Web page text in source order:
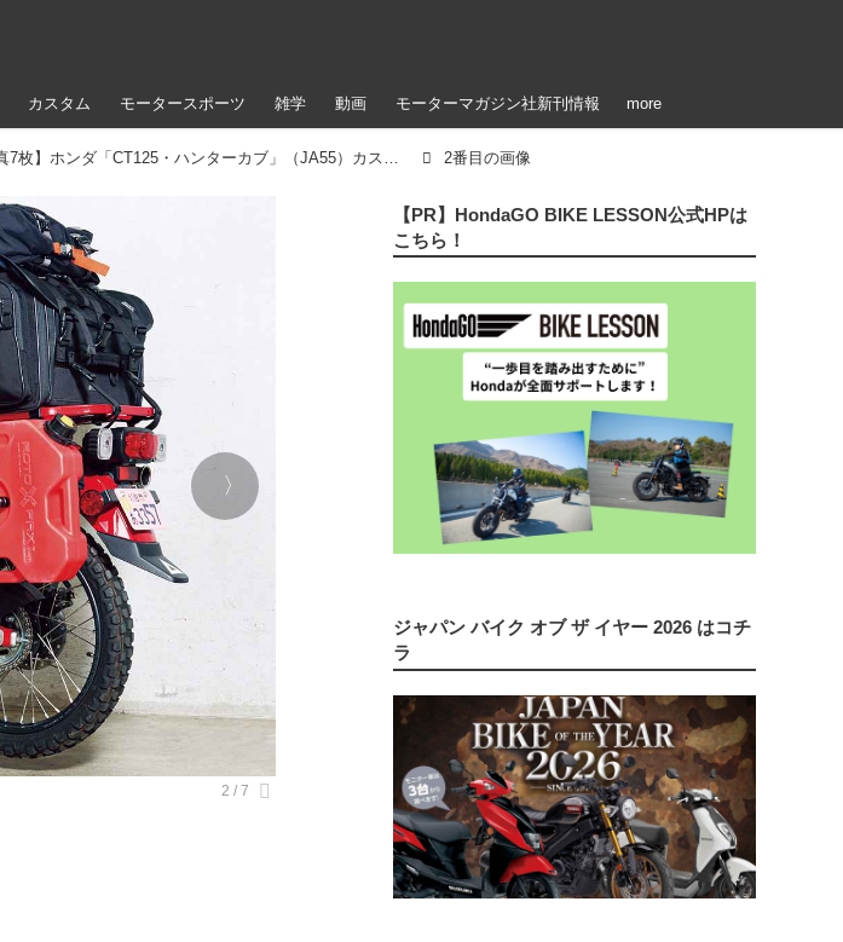
カスタム モータースポーツ 雑学 動画 モーターマガジン社新刊情報 more
【写真7枚】ホンダ「CT125・ハンターカブ」（JA55）カスタム｜プロト 2番目の画像
【PR】HondaGO BIKE LESSON公式HPは
こちら！
ジャパン バイク オブ ザ イヤー 2026 はコチ
ラ